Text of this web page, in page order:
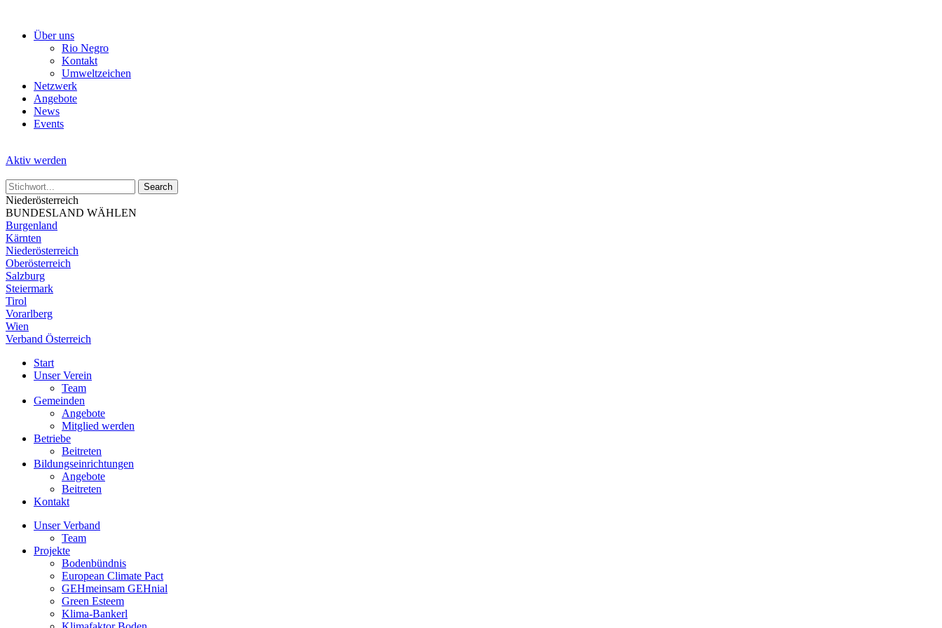
Über uns
Rio Negro
Kontakt
Umweltzeichen
Netzwerk
Angebote
News
Events
Aktiv werden
Niederösterreich
BUNDESLAND WÄHLEN
Burgenland
Kärnten
Niederösterreich
Oberösterreich
Salzburg
Steiermark
Tirol
Vorarlberg
Wien
Verband Österreich
Start
Unser Verein
Team
Gemeinden
Angebote
Mitglied werden
Betriebe
Beitreten
Bildungseinrichtungen
Angebote
Beitreten
Kontakt
Unser Verband
Team
Projekte
Bodenbündnis
European Climate Pact
GEHmeinsam GEHnial
Green Esteem
Klima-Bankerl